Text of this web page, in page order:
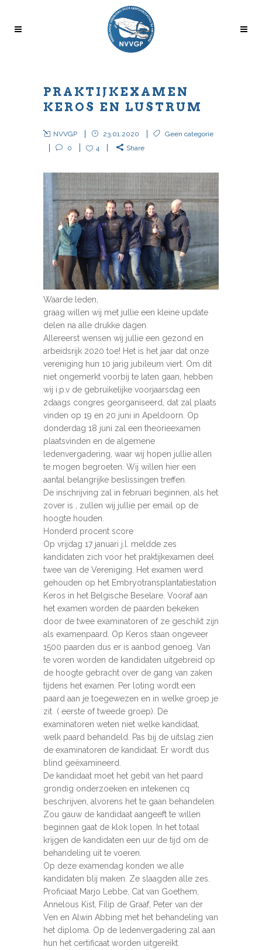
PRAKTIJKEXAMEN
KEROS EN LUSTRUM
NVVGP 23.01.2020
Geen categorie
0
4 Share
Waarde leden,
graag willen wij met jullie een kleine update
delen na alle drukke dagen.
Allereerst wensen wij jullie een gezond en
arbeidsrijk 2020 toe! Het is het jaar dat onze
vereniging hun 10 jarig jubileum viert. Om dit
niet ongemerkt voorbij te laten gaan, hebben
wij i.p.v de gebruikelijke voorjaarsdag een
2daags congres georganiseerd, dat zal plaats
vinden op 19 en 20 juni in Apeldoorn. Op
donderdag 18 juni zal een theorieexamen
plaatsvinden en de algemene
ledenvergadering, waar wij hopen jullie allen
te mogen begroeten. Wij willen hier een
aantal belangrijke beslissingen treffen.
De inschrijving zal in februari beginnen, als het
zover is , zullen wij jullie per email op de
hoogte houden.
Honderd procent score
Op vrijdag 17 januari j.l. meldde zes
kandidaten zich voor het praktijkexamen deel
twee van de Vereniging. Het examen werd
gehouden op het Embryotransplantatiestation
Keros in het Belgische Beselare. Vooraf aan
het examen worden de paarden bekeken
door de twee examinatoren of ze geschikt zijn
als examenpaard. Op Keros staan ongeveer
1500 paarden dus er is aanbod genoeg. Van
te voren worden de kandidaten uitgebreid op
de hoogte gebracht over de gang van zaken
tijdens het examen. Per loting wordt een
paard aan je toegewezen en in welke groep je
zit ( eerste of tweede groep). De
examinatoren weten niet welke kandidaat,
welk paard behandeld. Pas bij de uitslag zien
de examinatoren de kandidaat. Er wordt dus
blind geëxamineerd.
De kandidaat moet het gebit van het paard
grondig onderzoeken en intekenen cq
beschrijven, alvorens het te gaan behandelen.
Zou gauw de kandidaat aangeeft te willen
beginnen gaat de klok lopen. In het totaal
krijgen de kandidaten een uur de tijd om de
behandeling uit te voeren.
Op deze examendag konden we alle
kandidaten blij maken. Ze slaagden alle zes.
Proficiaat Marjo Lebbe, Cat van Goethem,
Annelous Kist, Filip de Graaf, Peter van der
Ven en Alwin Abbing met het behandeling van
het diploma. Op de ledenvergadering zal aan
hun het certificaat worden uitgereikt.